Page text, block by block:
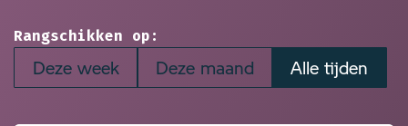
Rangschikken op:
Deze week Deze maand Alle tijden